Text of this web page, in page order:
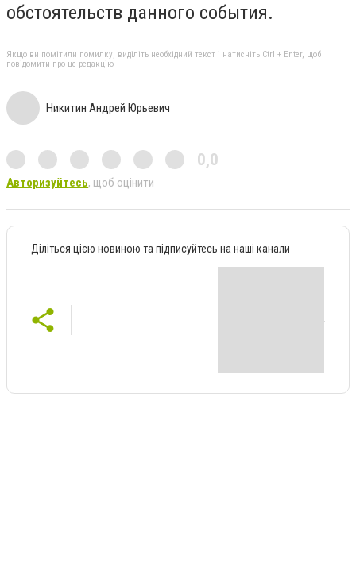
обстоятельств данного события.
Якщо ви помітили помилку, виділіть необхідний текст і натисніть Ctrl + Enter, щоб
повідомити про це редакцію
Никитин Андрей Юрьевич
0,0
Авторизуйтесь, щоб оцінити
Діліться цією новиною та підписуйтесь на наші канали